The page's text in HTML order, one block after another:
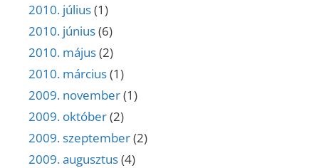
2010. július(1)
2010. június(6)
2010. május(2)
2010. március(1)
2009. november(1)
2009. október(2)
2009. szeptember(2)
2009. augusztus(4)